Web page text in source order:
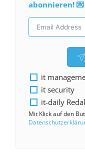
abonnieren! 💌
it
it security
it-daily
Mit Klick auf den